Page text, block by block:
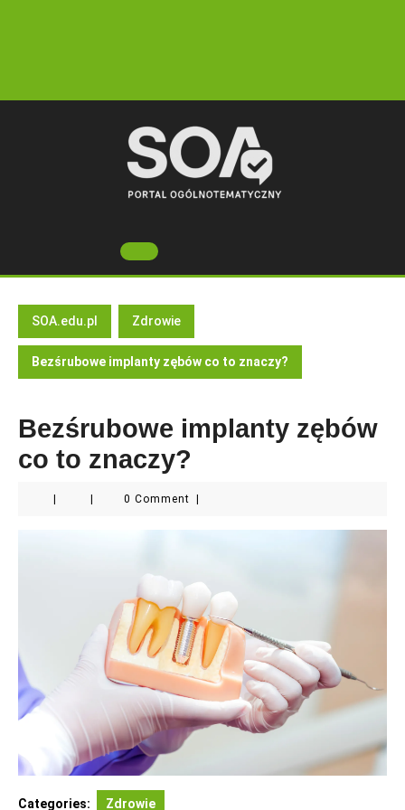
Open
Button
SOA.edu.pl Zdrowie
Bezśrubowe implanty zębów co to znaczy?
Bezśrubowe implanty zębów
co to znaczy?
0 Comment
Categories: Zdrowie